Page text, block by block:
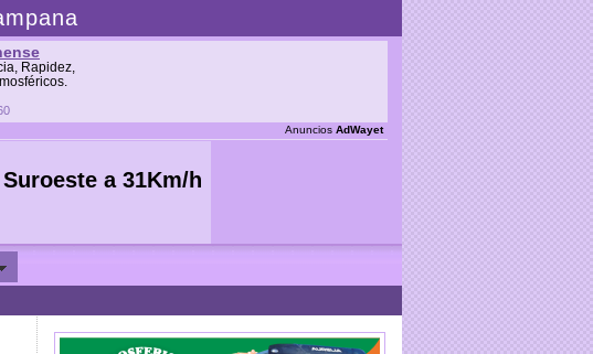
Rapidez,
Anuncios AdWayet